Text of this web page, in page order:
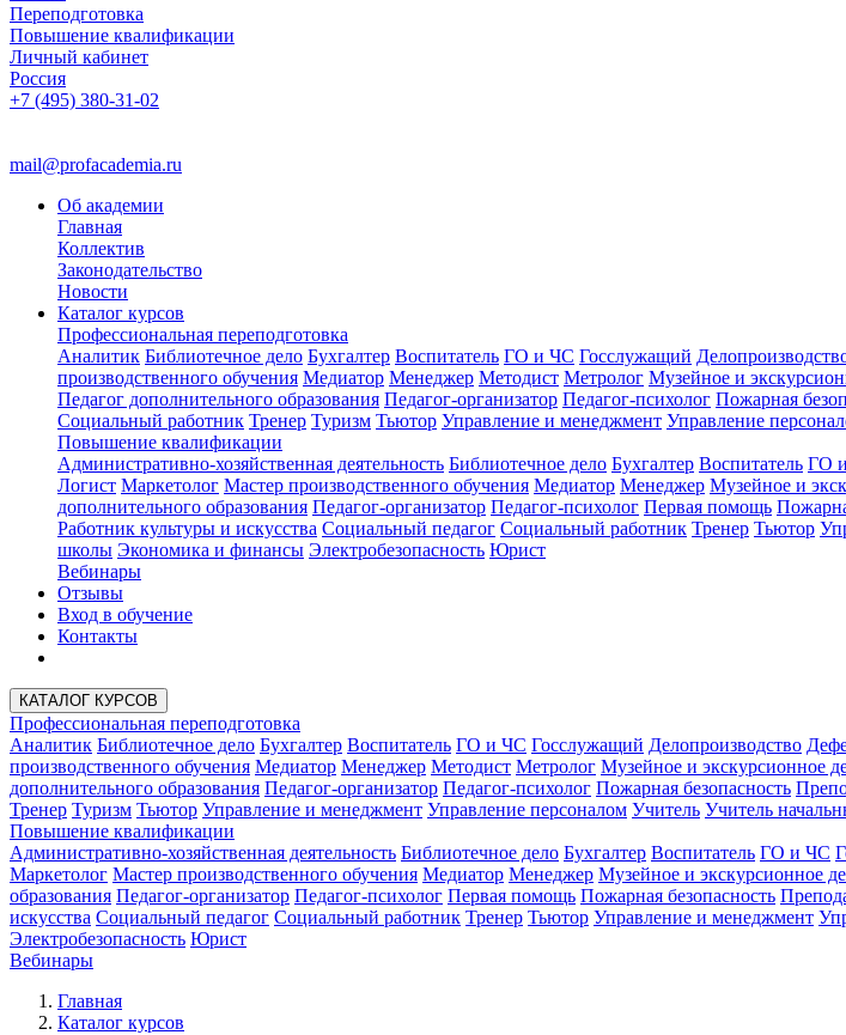
Переподготовка
Повышение квалификации
Личный кабинет
Россия
+7 (495) 380-31-02
mail@profacademia.ru
Об академии
Главная
Коллектив
Законодательство
Новости
Каталог курсов
Профессиональная переподготовка
Аналитик Библиотечное дело Бухгалтер Воспитатель ГО и ЧС Госслужащий
производственного обучения Медиатор Менеджер Методист Метролог Музейное и
Педагог дополнительного образования Педагог-организатор Педагог-психолог Пожарная
Социальный работник Тренер Туризм Тьютор Управление и менеджмент Управление
Повышение квалификации
Административно-хозяйственная деятельность Библиотечное дело Бухгалтер Воспитатель ГО
Логист Маркетолог Мастер производственного обучения Медиатор Менеджер Музейное и
дополнительного образования Педагог-организатор Педагог-психолог Первая помощь
Работник культуры и искусства Социальный педагог Социальный работник Тренер Тьютор
школы Экономика и финансы Электробезопасность Юрист
Вебинары
Отзывы
Вход в обучение
Контакты
КАТАЛОГ КУРСОВ
Профессиональная переподготовка
Аналитик Библиотечное дело Бухгалтер Воспитатель ГО и ЧС Госслужащий Делопроизводство
производственного обучения Медиатор Менеджер Методист Метролог Музейное и экскурсионное
дополнительного образования Педагог-организатор Педагог-психолог Пожарная безопасность
Тренер Туризм Тьютор Управление и менеджмент Управление персоналом Учитель Учитель
Повышение квалификации
Административно-хозяйственная деятельность Библиотечное дело Бухгалтер Воспитатель ГО и ЧС
Маркетолог Мастер производственного обучения Медиатор Менеджер Музейное и экскурсионное
образования Педагог-организатор Педагог-психолог Первая помощь Пожарная безопасность
искусства Социальный педагог Социальный работник Тренер Тьютор Управление и менеджмент
Электробезопасность Юрист
Вебинары
Главная
Каталог курсов